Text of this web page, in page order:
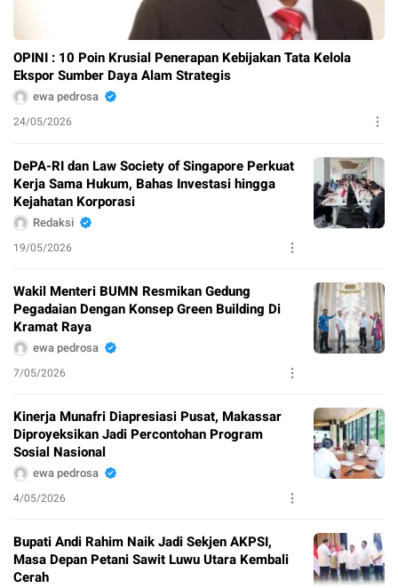
OPINI : 10 Poin Krusial Penerapan Kebijakan Tata Kelola
Ekspor Sumber Daya Alam Strategis
ewa pedrosa
24/05/2026
DePA-RI dan Law Society of Singapore Perkuat
Kerja Sama Hukum, Bahas Investasi hingga
Kejahatan Korporasi
Redaksi
19/05/2026
Wakil Menteri BUMN Resmikan Gedung
Pegadaian Dengan Konsep Green Building Di
Kramat Raya
ewa pedrosa
7/05/2026
Kinerja Munafri Diapresiasi Pusat, Makassar
Diproyeksikan Jadi Percontohan Program
Sosial Nasional
ewa pedrosa
4/05/2026
Bupati Andi Rahim Naik Jadi Sekjen AKPSI,
Masa Depan Petani Sawit Luwu Utara Kembali
Cerah